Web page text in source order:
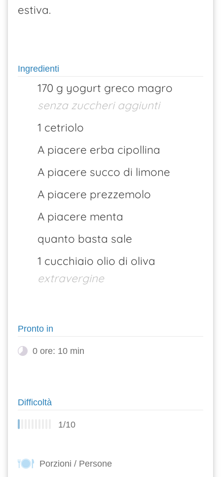
estiva.
Ingredienti
170 g yogurt greco magro
senza zuccheri aggiunti
1 cetriolo
A piacere erba cipollina
A piacere succo di limone
A piacere prezzemolo
A piacere menta
quanto basta sale
1 cucchiaio olio di oliva
extravergine
Pronto in
0 ore: 10 min
Difficoltà
1/10
Porzioni / Persone